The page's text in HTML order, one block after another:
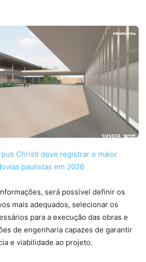
Christi deve registrar o maior
paulistas em 2026
será possível definir os
mais adequados, selecionar os
para a execução das obras e
de engenharia capazes de garantir
e viabilidade ao projeto.